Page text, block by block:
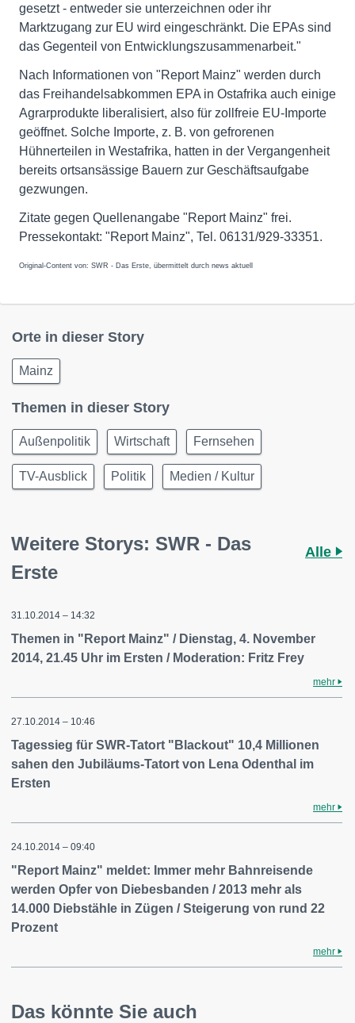
gesetzt - entweder sie unterzeichnen oder ihr
Marktzugang zur EU wird eingeschränkt. Die EPAs sind
das Gegenteil von Entwicklungszusammenarbeit."
Nach Informationen von "Report Mainz" werden durch
das Freihandelsabkommen EPA in Ostafrika auch einige
Agrarprodukte liberalisiert, also für zollfreie EU-Importe
geöffnet. Solche Importe, z. B. von gefrorenen
Hühnerteilen in Westafrika, hatten in der Vergangenheit
bereits ortsansässige Bauern zur Geschäftsaufgabe
gezwungen.
Zitate gegen Quellenangabe "Report Mainz" frei.
Pressekontakt: "Report Mainz", Tel. 06131/929-33351.
Original-Content von: SWR - Das Erste, übermittelt durch news aktuell
Orte in dieser Story
Mainz
Themen in dieser Story
Außenpolitik Wirtschaft Fernsehen
TV-Ausblick Politik Medien / Kultur
Weitere Storys: SWR - Das
Erste
Alle
31.10.2014 – 14:32
Themen in "Report Mainz" / Dienstag, 4. November
2014, 21.45 Uhr im Ersten / Moderation: Fritz Frey
mehr
27.10.2014 – 10:46
Tagessieg für SWR-Tatort "Blackout" 10,4 Millionen
sahen den Jubiläums-Tatort von Lena Odenthal im
Ersten
mehr
24.10.2014 – 09:40
"Report Mainz" meldet: Immer mehr Bahnreisende
werden Opfer von Diebesbanden / 2013 mehr als
14.000 Diebstähle in Zügen / Steigerung von rund 22
Prozent
mehr
Das könnte Sie auch